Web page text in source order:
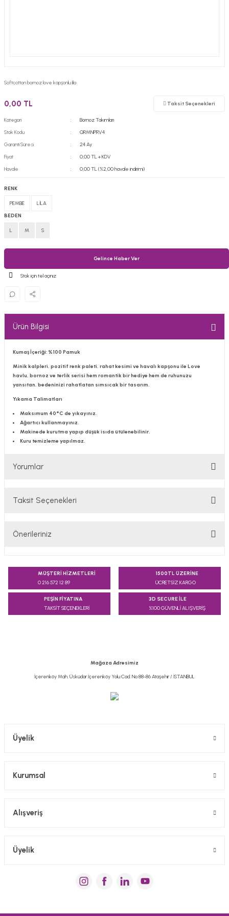
Softcotton bornoz love kapşonlu lila
0,00 TL Taksit Seçenekleri
Kategori
Bornoz Takımları
Stok Kodu
QRMNPRV4
Garanti Süresi
24 Ay
Fiyat
0,00 TL + KDV
Havale
0,00 TL (%2,00 havale indirimi)
RENK
PEMBE
LİLA
BEDEN
L M S
Gelince Haber Ver
Stok için tel açınız
Ürün Bilgisi
Kumaş İçeriği: %100 Pamuk
Minik kalpleri, pozitif renk paleti, rahat kesimi ve havalı kapşonu ile Love
havlu, bornoz ve terlik serisi hem romantik bir hediye hem de ruhunuzu
yansıtan, bedeninizi rahatlatan sımsıcak bir tasarım.
Yıkama Talimatları
Maksımum 40°C de yıkayınız.
Ağartıcı kullanmayınız.
Makinede kurutma yapıp düşük isıda ütülenebilinir.
Kuru temizleme yapılmaz.
Yorumlar
Taksit Seçenekleri
Önerileriniz
konularda yetersiz gördüğünüz noktaları öneri formunu
kullanarak tarafımıza iletebilirsiniz.
Ürün resmi kalitesiz, bozuk veya görüntülenemiyor.
MÜŞTERİ HİZMETLERİ
0 216 572 12 89
1500TL ÜZERİNE
ÜCRETSİZ KARGO
PEŞİN FİYATINA
TAKSİT SEÇENEKLERİ
3D SECURE İLE
%100 GÜVENLİ ALIŞVERİŞ
Mağaza Adresimiz
İçerenköy Mah. Üsküdar İçerenköy Yolu Cad. No:88-86 Ataşehir / İSTANBUL
Üyelik
Kurumsal
Alışveriş
Üyelik